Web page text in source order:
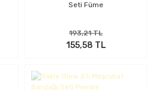
Seti Füme
193,21 TL
155,58 TL